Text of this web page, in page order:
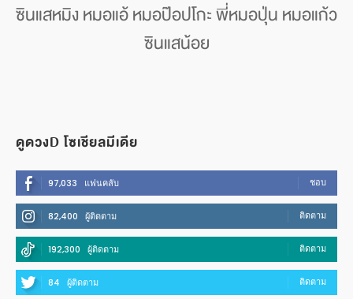
ซินแสหมิง หมอแอ้ หมอป๊อปโกะ พี่หมอปุ่น หมอแก้ว
ซินแสน้อย
ดูดวงD โซเชียลมีเดีย
97,033 แฟนคลับ ชอบ
82,400 ผู้ติดตาม ติดตาม
192,300 ผู้ติดตาม ติดตาม
84 ผู้ติดตาม ติดตาม